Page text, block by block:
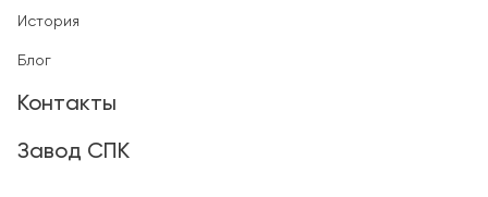
История
Блог
Контакты
Завод СПК